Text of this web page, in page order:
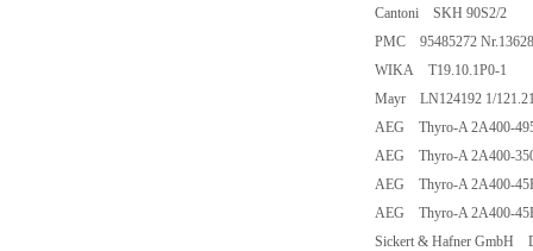
Cantoni SKH 90S2/2
PMC 95485272
WIKA T19.10.1P0-1
Mayr LN124192 1/
AEG Thyro-A 2A400-
AEG Thyro-A 2A400-
AEG Thyro-A 2A400-
AEG Thyro-A 2A400-
Sickert & Hafner GmbH